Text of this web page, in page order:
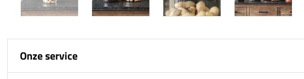
Onze service